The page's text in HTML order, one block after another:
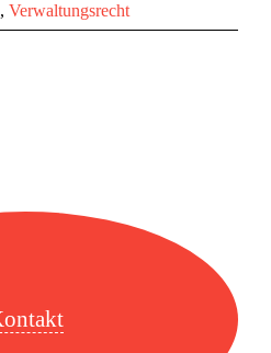
, Verwaltungsrecht